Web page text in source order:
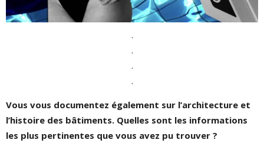
.
.
.
.
Vous vous documentez également sur l’architecture et
l’histoire des bâtiments. Quelles sont les informations
les plus pertinentes que vous avez pu trouver ?